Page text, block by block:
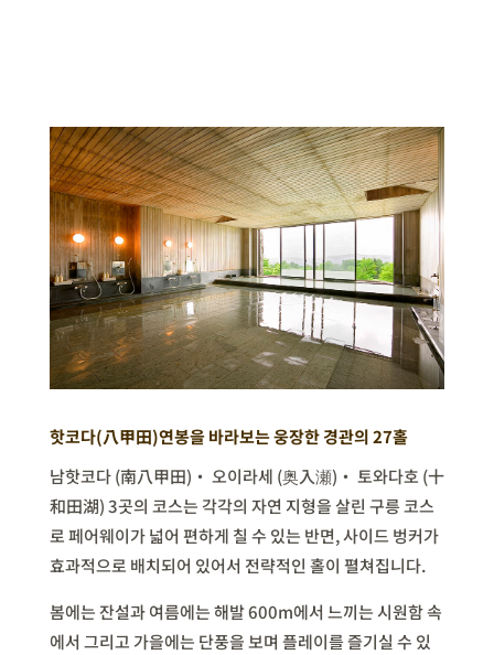
핫코다(八甲田)연봉을 바라보는 웅장한 경관의 27홀
남핫코다 (南八甲田)・ 오이라세 (奥入瀬)・ 토와다호 (十
和田湖) 3곳의 코스는 각각의 자연 지형을 살린 구릉 코스
로 페어웨이가 넓어 편하게 칠 수 있는 반면, 사이드 벙커가
효과적으로 배치되어 있어서 전략적인 홀이 펼쳐집니다.
봄에는 잔설과 여름에는 해발 600m에서 느끼는 시원함 속
에서 그리고 가을에는 단풍을 보며 플레이를 즐기실 수 있